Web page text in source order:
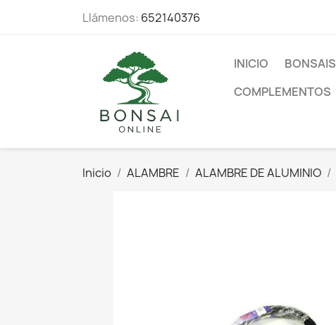
Llámenos: 652140376
INICIO BONSAIS
COMPLEMENTOS
Inicio ALAMBRE ALAMBRE DE ALUMINIO